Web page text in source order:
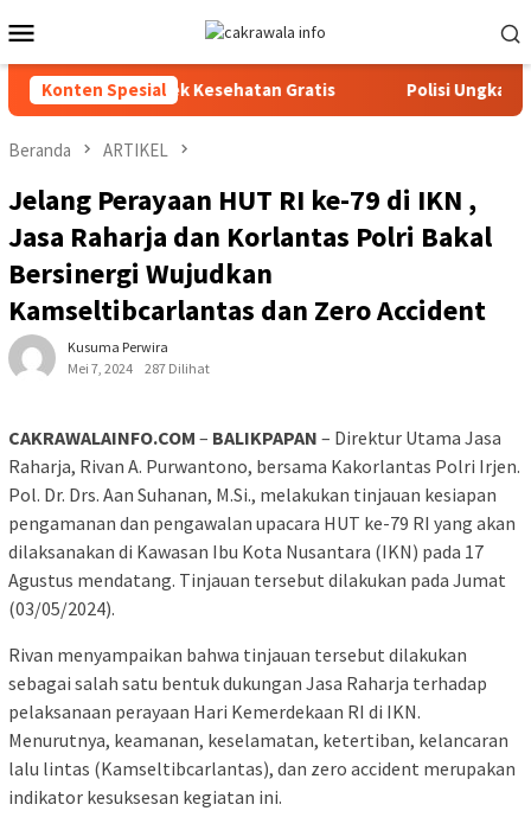
ke
kontenMobile
Konten Spesial
dan Cek Kesehatan Gratis Polisi Ungkap Kasus
Beranda ARTIKEL
Jelang Perayaan HUT RI ke-79 di IKN ,
Jasa Raharja dan Korlantas Polri Bakal
Bersinergi Wujudkan
Kamseltibcarlantas dan Zero Accident
Kusuma Perwira
Mei 7, 2024
287 Dilihat
CAKRAWALAINFO.COM – BALIKPAPAN – Direktur Utama Jasa
Raharja, Rivan A. Purwantono, bersama Kakorlantas Polri Irjen.
Pol. Dr. Drs. Aan Suhanan, M.Si., melakukan tinjauan kesiapan
pengamanan dan pengawalan upacara HUT ke-79 RI yang akan
dilaksanakan di Kawasan Ibu Kota Nusantara (IKN) pada 17
Agustus mendatang. Tinjauan tersebut dilakukan pada Jumat
(03/05/2024).
Rivan menyampaikan bahwa tinjauan tersebut dilakukan
sebagai salah satu bentuk dukungan Jasa Raharja terhadap
pelaksanaan perayaan Hari Kemerdekaan RI di IKN.
Menurutnya, keamanan, keselamatan, ketertiban, kelancaran
lalu lintas (Kamseltibcarlantas), dan zero accident merupakan
indikator kesuksesan kegiatan ini.